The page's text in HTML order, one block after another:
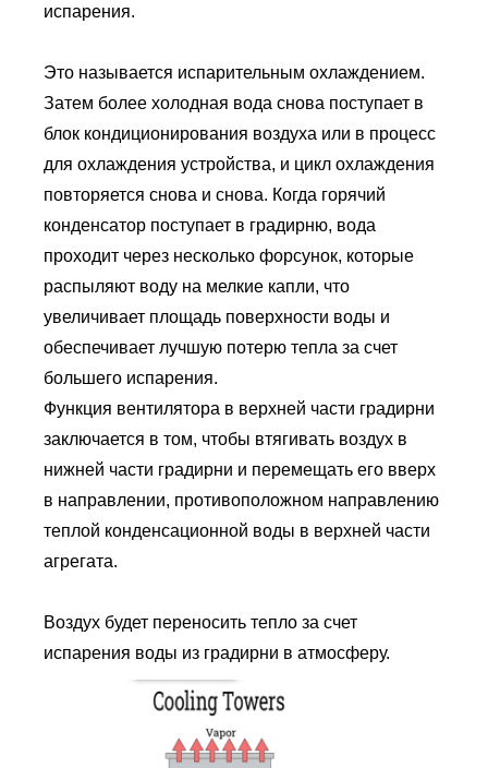
испарения.
Это называется испарительным охлаждением.
Затем более холодная вода снова поступает в
блок кондиционирования воздуха или в процесс
для охлаждения устройства, и цикл охлаждения
повторяется снова и снова. Когда горячий
конденсатор поступает в градирню, вода
проходит через несколько форсунок, которые
распыляют воду на мелкие капли, что
увеличивает площадь поверхности воды и
обеспечивает лучшую потерю тепла за счет
большего испарения.
Функция вентилятора в верхней части градирни
заключается в том, чтобы втягивать воздух в
нижней части градирни и перемещать его вверх
в направлении, противоположном направлению
теплой конденсационной воды в верхней части
агрегата.
Воздух будет переносить тепло за счет
испарения воды из градирни в атмосферу.